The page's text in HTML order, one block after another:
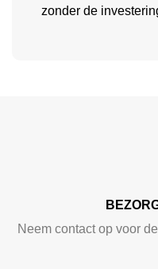
zonder de
Neem contact op voor